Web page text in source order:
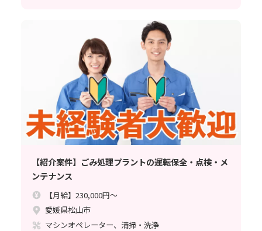
【紹介案件】ごみ処理プラントの運転保全・点検・メ
ンテナンス
【月給】230,000円～
愛媛県松山市
マシンオペレーター、清掃・洗浄